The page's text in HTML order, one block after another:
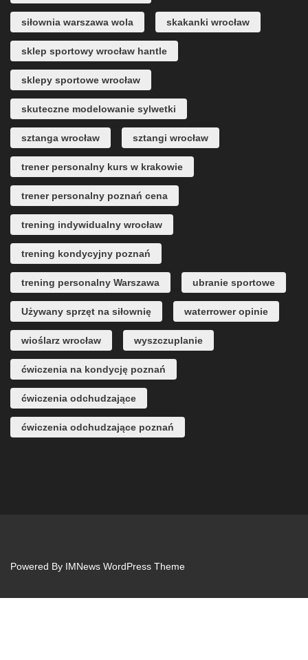
siłownia warszawa wola skakanki wrocław
sklep sportowy wrocław hantle
sklepy sportowe wrocław
skuteczne modelowanie sylwetki
sztanga wrocław sztangi wrocław
trener personalny kurs w krakowie
trener personalny poznań cena
trening indywidualny wrocław
trening kondycyjny poznań
trening personalny Warszawa ubranie sportowe
Używany sprzęt na siłownię waterrower opinie
wioślarz wrocław wyszczuplanie
ćwiczenia na kondycję poznań
ćwiczenia odchudzające
ćwiczenia odchudzające poznań
Powered By IMNews WordPress Theme